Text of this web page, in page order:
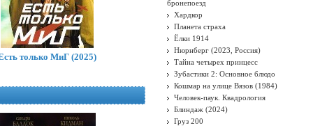
только МиГ (2025)
бронепоезд
Хардкор
Планета страха
Ёлки 1914
Нюрнберг (2023, Россия)
Тайна четырех принцесс
Зубастики 2: Основное блюдо
Кошмар на улице Вязов (1984)
Человек-паук. Квадрология
Блиндаж (2024)
Груз 200